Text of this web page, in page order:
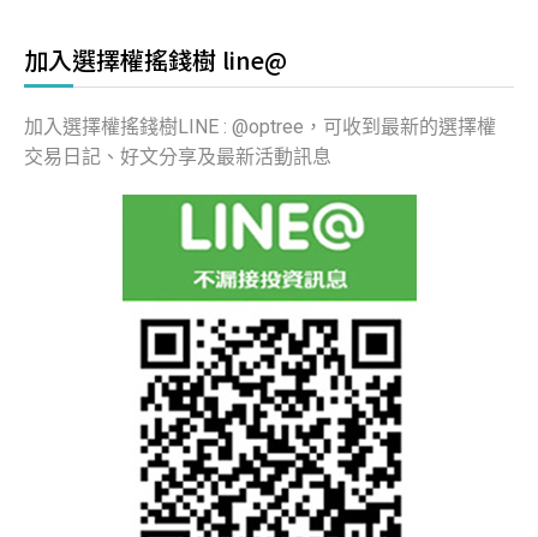
加入選擇權搖錢樹 line@
加入選擇權搖錢樹LINE : @optree，可收到最新的選擇權
交易日記、好文分享及最新活動訊息